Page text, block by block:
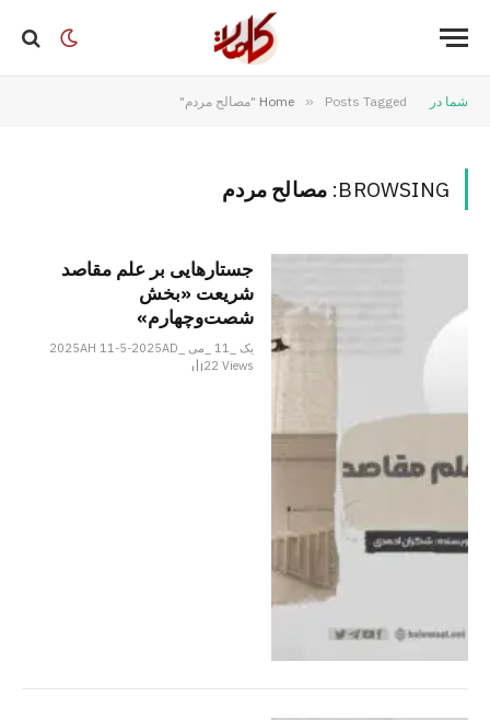
شما در Home » Posts Tagged "مصالح مردم"
BROWSING: مصالح مردم
جستارهایی بر علم مقاصد
شریعت «بخش
شصت‌وچهارم»
یک _11 _می _2025AH 11-5-2025AD
22Views